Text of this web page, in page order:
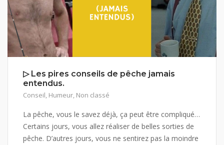
▷ Les pires conseils de pêche jamais
entendus.
Conseil, Humeur, Non classé
La pêche, vous le savez déjà, ça peut être compliqué…
Certains jours, vous allez réaliser de belles sorties de
pêche. D’autres jours, vous ne sentirez pas la moindre